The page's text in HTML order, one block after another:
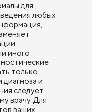
для
любых
иного
только
и
следует
врачу. Для
ваших